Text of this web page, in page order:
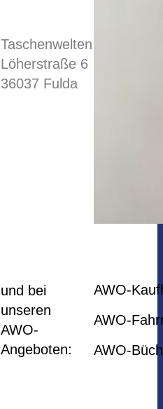
Taschenwelten
Löherstraße 6
36037 Fulda
und bei
unseren
AWO-
Angeboten:
AWO-
AWO-
AWO-